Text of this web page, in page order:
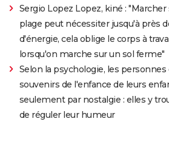
Sergio Lopez Lopez, kiné : "Marcher
plage peut nécessiter jusqu'à près
d'énergie, cela oblige le corps à
lorsqu'on marche sur un sol ferme"
Selon la psychologie, les
souvenirs de l'enfance de leurs
seulement par nostalgie : elles y
de réguler leur humeur